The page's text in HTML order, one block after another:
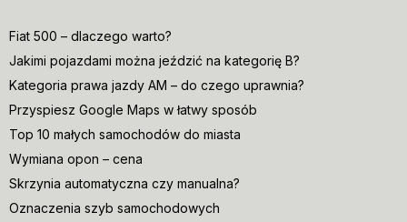
Fiat 500 – dlaczego warto?
Jakimi pojazdami można jeździć na kategorię B?
Kategoria prawa jazdy AM – do czego uprawnia?
Przyspiesz Google Maps w łatwy sposób
Top 10 małych samochodów do miasta
Wymiana opon – cena
Skrzynia automatyczna czy manualna?
Oznaczenia szyb samochodowych